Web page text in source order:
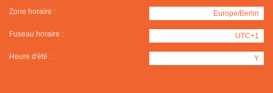
Zone horaire : Europe/Berlin
Fuseau horaire : UTC+1
Heure d'été : Y